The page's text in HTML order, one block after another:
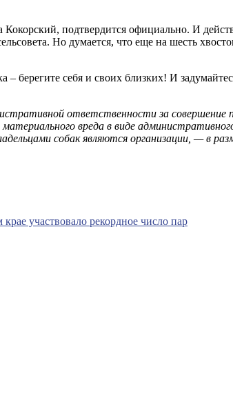
подтвердится официально. И
Но думается, что еще на шесть
себя и своих близких! И
ответственности за совершение
вреда в виде
собак являются организации, — в
участвовало рекордное число пар